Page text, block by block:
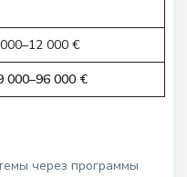
000 €
000–96 000 €
через программы